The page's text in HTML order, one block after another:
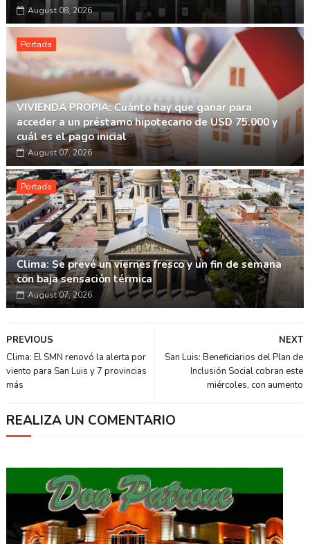
August 08, 2026
Portada
VIVIENDA PROPIA: Cuánto hay que ganar para
acceder a un préstamo hipotecario de USD 75.000 y
cuál es el pago inicial
August 07, 2026
Portada
Clima: Se prevé un viernes fresco y un fin de semana
con baja sensación térmica
August 07, 2026
NEXT
San Luis: Beneficiarios del Plan de
Inclusión Social cobran este
miércoles, con aumento
PREVIOUS
Clima: El SMN renovó la alerta por
viento para San Luis y 7 provincias
más
REALIZA UN COMENTARIO